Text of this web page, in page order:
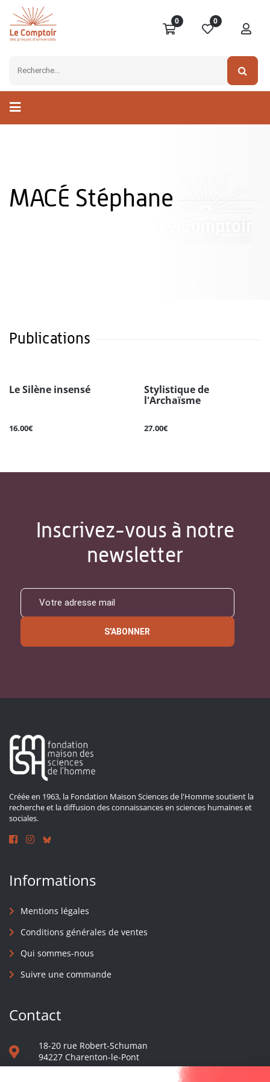
0 0
MACÉ Stéphane
Publications
Le Silène insensé
16.00€
Stylistique de
l'Archaïsme
27.00€
Inscrivez-vous à notre
newsletter
S'ABONNER
Créée en 1963, la Fondation Maison Sciences de l'Homme soutient la
recherche et la diffusion des connaissances en sciences humaines et
sociales.
Informations
Mentions légales
Conditions générales de ventes
Qui sommes-nous
Suivre une commande
Contact
18-20 rue Robert-Schuman
94227 Charenton-le-Pont